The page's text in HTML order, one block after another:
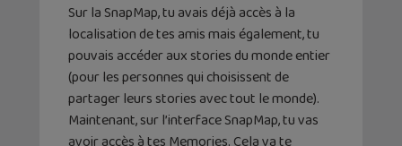
Sur la SnapMap, tu avais déjà accès à la
localisation de tes amis mais également, tu
pouvais accéder aux stories du monde entier
(pour les personnes qui choisissent de
partager leurs stories avec tout le monde).
Maintenant, sur l’interface SnapMap, tu vas